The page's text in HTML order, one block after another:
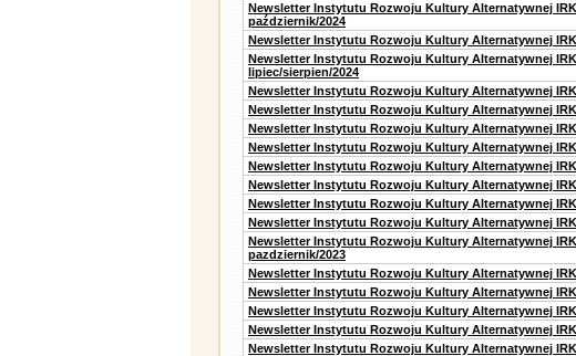
Newsletter Instytutu Rozwoju Kultury Alternatywnej
październik/2024
Newsletter Instytutu Rozwoju Kultury Alternatywnej
Newsletter Instytutu Rozwoju Kultury Alternatywnej
lipiec/sierpien/2024
Newsletter Instytutu Rozwoju Kultury Alternatywnej
Newsletter Instytutu Rozwoju Kultury Alternatywnej
Newsletter Instytutu Rozwoju Kultury Alternatywnej
Newsletter Instytutu Rozwoju Kultury Alternatywnej
Newsletter Instytutu Rozwoju Kultury Alternatywnej
Newsletter Instytutu Rozwoju Kultury Alternatywnej
Newsletter Instytutu Rozwoju Kultury Alternatywnej
Newsletter Instytutu Rozwoju Kultury Alternatywnej
Newsletter Instytutu Rozwoju Kultury Alternatywnej
pazdziernik/2023
Newsletter Instytutu Rozwoju Kultury Alternatywnej
Newsletter Instytutu Rozwoju Kultury Alternatywnej
Newsletter Instytutu Rozwoju Kultury Alternatywnej
Newsletter Instytutu Rozwoju Kultury Alternatywnej
Newsletter Instytutu Rozwoju Kultury Alternatywnej